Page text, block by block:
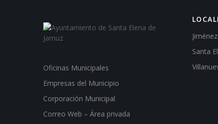
Oficinas Municipales
Empresas del Municipio
Corporación Municipal
Correo Web – Área privada
Santa